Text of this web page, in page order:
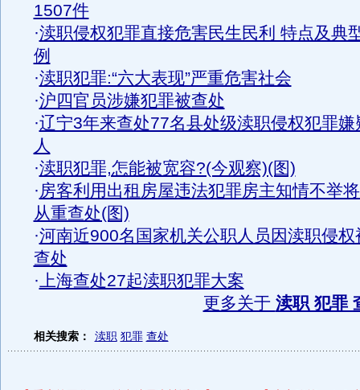
1507件
·渎职侵权犯罪直接危害民生民利 特点及典
例
·渎职犯罪:“六大表现”严重危害社会
·沪四官员涉嫌犯罪被查处
·辽宁3年来查处77名县处级渎职侵权犯罪嫌
人
·渎职犯罪,怎能被宽容?(今观察)(图)
·房客利用出租房屋违法犯罪房主知情不举
从重查处(图)
·河南近900名国家机关公职人员因渎职侵权
查处
·上海查处27起渎职犯罪大案
更多关于 渎职 犯罪
相关搜索： 渎职 犯罪 查处